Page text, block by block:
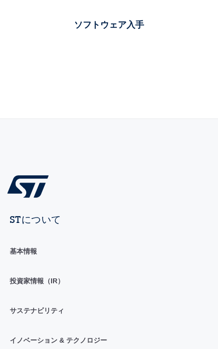
ソフトウェア入手
STについて
基本情報
投資家情報（IR）
サステナビリティ
イノベーション & テクノロジー